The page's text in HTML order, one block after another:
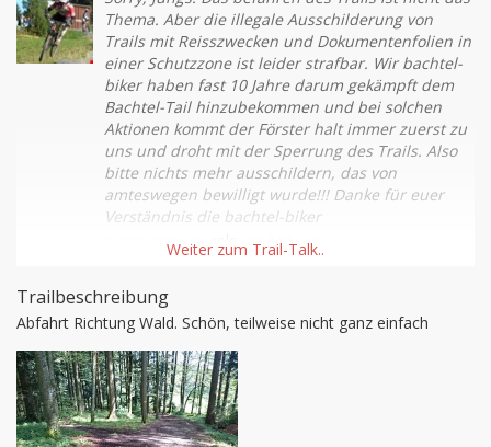
Thema. Aber die illegale Ausschilderung von
Trails mit Reisszwecken und Dokumentenfolien in
einer Schutzzone ist leider strafbar. Wir bachtel-
biker haben fast 10 Jahre darum gekämpft dem
Bachtel-Tail hinzubekommen und bei solchen
Aktionen kommt der Förster halt immer zuerst zu
uns und droht mit der Sperrung des Trails. Also
bitte nichts mehr ausschildern, das von
amteswegen bewilligt wurde!!! Danke für euer
Verständnis die bachtel-biker
Kommentarvon vor 6 Jahren
Trailbeschreibung
Abfahrt Richtung Wald. Schön, teilweise nicht ganz einfach